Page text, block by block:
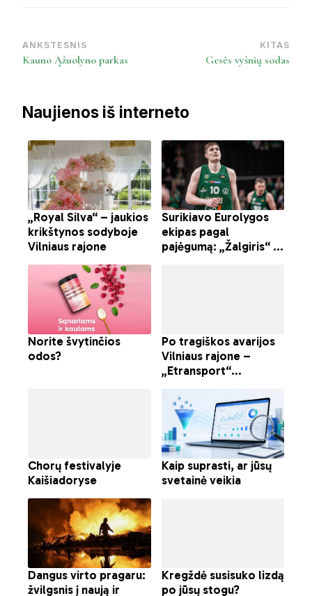
Post
Navigation
ANKSTESNIS
Kauno Ąžuolyno parkas
KITAS
Gesės vyšnių sodas
Naujienos iš interneto